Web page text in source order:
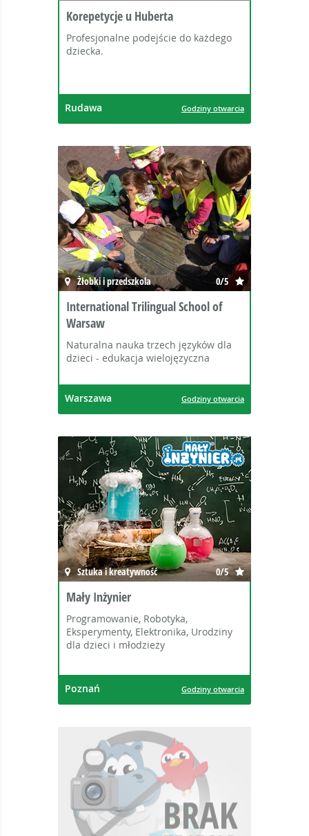
Korepetycje u Huberta
Profesjonalne podejście do każdego
dziecka.
Rudawa Godziny otwarcia
Żłobki i przedszkola 0/5
International Trilingual School of
Warsaw
Naturalna nauka trzech języków dla
dzieci - edukacja wielojęzyczna
Warszawa Godziny otwarcia
Sztuka i kreatywność 0/5
Mały Inżynier
Programowanie, Robotyka,
Eksperymenty, Elektronika, Urodziny
dla dzieci i młodzieży
Poznań Godziny otwarcia